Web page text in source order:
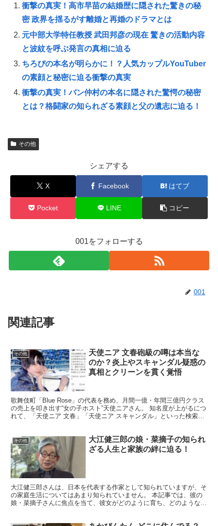
衝撃の真実！高市早苗の結婚歴に隠された驚きの秘
密 政界を揺るがす離婚と再婚のドラマとは
元中部大学特任教授 武田邦彦の現在 驚きの活動内容
と波紋を呼ぶ発言の真相に迫る
ちろぴの本名が明らかに！？人気カップルYouTuber
の素顔と秘密に迫る衝撃の真実
衝撃の真実！バン仲村の本名に隠された驚愕の秘密
とは？格闘家の知られざる素顔と父の遺志に迫る！
その他
シェアする
X Facebook はてブ
Pocket LINE コピー
001をフォローする
001
関連記事
その他
天使ニア 文春砲級の噂は本当な
のか？炎上やスキャンダル疑惑の
真相とクリーンを貫く覚悟
歌舞伎町「Blue Rose」の代表を務め、月間一億・年間三億円クラス
の売上を叩き出す“女の子ホスト”天使ニアさん。 知名度が上がるにつ
れて、「天使ニア 文春」「天使ニア スキャンダル」といった検索ワ
その他
大江健三郎の娘・菜摘子の知られ
ざる人生と家族の絆に迫る！
大江健三郎さんは、日本を代表する作家として知られていますが、そ
の家庭生活についてはあまり知られていません。 本記事では、彼の
娘・菜摘子さんに焦点を当て、彼女がどのように育ち、どのような道